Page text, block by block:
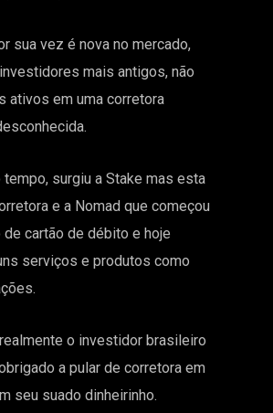
sua vez é nova no mercado,
mais antigos, não
ativos em uma corretora
tempo, surgiu aStake mas esta
e a Nomad que começou
cartão de débito e hoje
serviços e produtos como
o investidor brasileiro
a pular de corretora em
seu suado dinheirinho.